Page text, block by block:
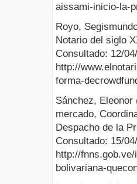
aissami-inicio-la-
Royo,
Notario del siglo
Consultado: 12/
http://
forma-
Sánchez,
mercado,
Despacho de la
Consultado: 15/
http://
bolivariana-